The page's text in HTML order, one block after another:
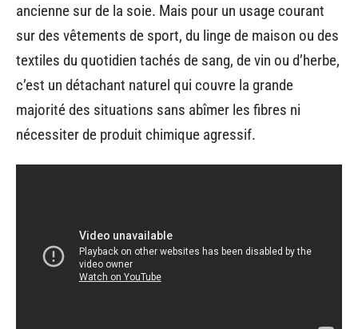
ancienne sur de la soie. Mais pour un usage courant
sur des vêtements de sport, du linge de maison ou des
textiles du quotidien tachés de sang, de vin ou d’herbe,
c’est un détachant naturel qui couvre la grande
majorité des situations sans abîmer les fibres ni
nécessiter de produit chimique agressif.